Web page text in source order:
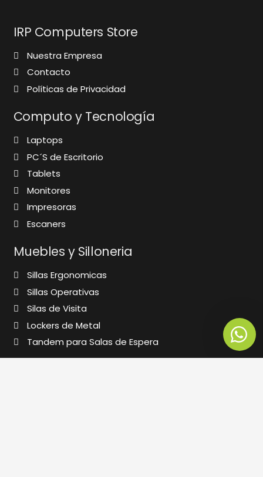
IRP Computers Store
Nuestra Empresa
Contacto
Políticas de Privacidad
Computo y Tecnología
Laptops
PC´S de Escritorio
Tablets
Monitores
Impresoras
Escaners
Muebles y Silloneria
Sillas Ergonomicas
Sillas Operativas
Silas de Visita
Lockers de Metal
Tandem para Salas de Espera